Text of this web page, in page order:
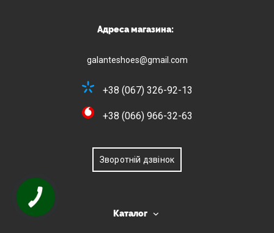
Адреса магазина:
galanteshoes@gmail.com
+38 (067) 326-92-13
+38 (066) 966-32-63
Зворотній дзвінок
Каталог